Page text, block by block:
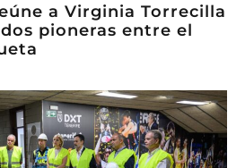
a Virginia Torrecilla
pioneras entre el